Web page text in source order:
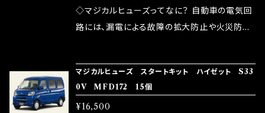
発揮します。 ・アクセルレスポンスの向上 ・アイ
ドリング安定化（静粛性UP） ・ターボ車のターボ
など、これらの効果は、タウンユースだけでなく、
モータースポーツシーンでの実証実験の上、 製
品化を果たしております。
が大きい。 2.金属部分が露出している為、空気
中に漏電してしまう。 3.金属プレートが接触する
ズが、マジカルヒューズになります。 ◇マジカル
ヒューズの効果 マジカルヒューズは放電防止効
果・接触抵抗低減効果により、このような効果を
◇マジカルヒューズってなに？ 自動車の電気回
路には、漏電による故障の拡大防止や火災防止
路として、各回路への電力供給を行っています。
しかし、ヒューズには拭い去れない欠点があり
ます。 1.溶接回路であるため、配線と比較し抵抗
マジカルヒューズ スタートキット ハイゼット S33
0V MFD172 15個
¥16,500